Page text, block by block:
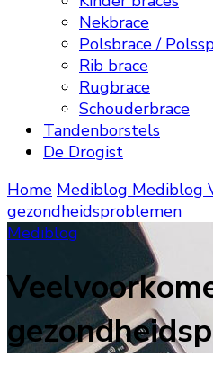
Nekbrace
Polsbrace /
Rib brace
Rugbrace
Schouderbrace
Tandenborstels
De Drogist
Home Mediblog Mediblog
gezondheidsproblemen
Mediblog